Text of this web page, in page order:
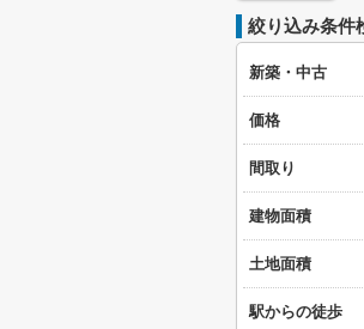
絞り込み条件
新築・中古
価格
間取り
建物面積
土地面積
駅からの徒歩